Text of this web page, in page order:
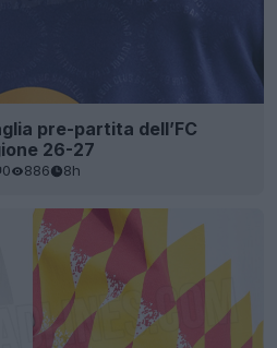
pre-partita dell’FC
26-27
0 886 8h